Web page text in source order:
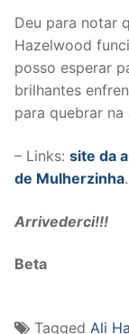
Deu para notar
Hazelwood
posso esperar
brilhantes
para quebrar na
– Links: site da
de Mulherzinha.
Arrivederci!!!
Beta
Tagged Ali